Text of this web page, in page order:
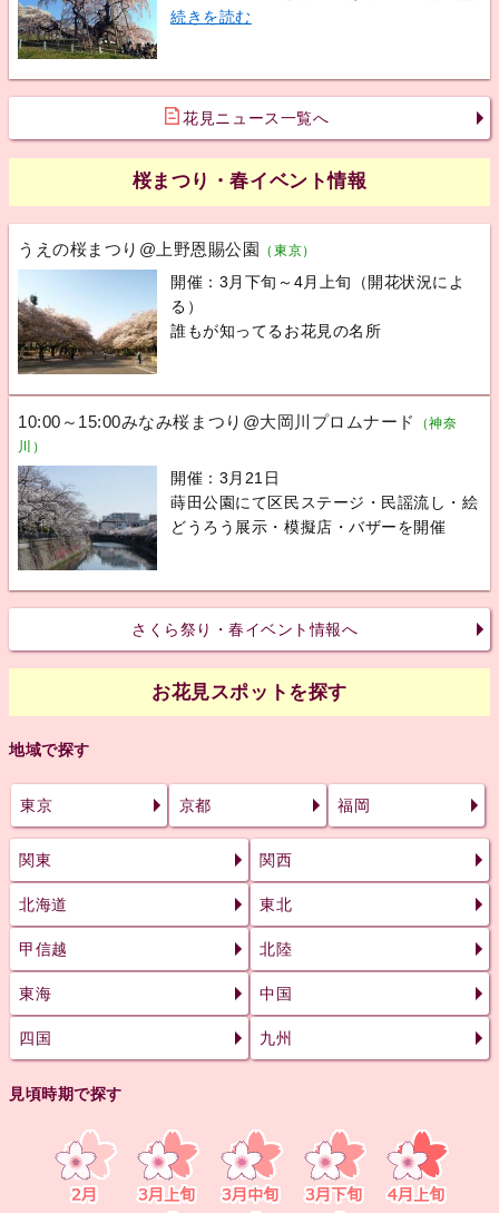
続きを読む
花見ニュース一覧へ
桜まつり・春イベント情報
うえの桜まつり@上野恩賜公園 （東京）
開催：3月下旬～4月上旬（開花状況によ
る）
誰もが知ってるお花見の名所
10:00～15:00みなみ桜まつり@大岡川プロムナード
（神奈
川）
開催：3月21日
蒔田公園にて区民ステージ・民謡流し・絵
どうろう展示・模擬店・バザーを開催
さくら祭り・春イベント情報へ
お花見スポットを探す
地域で探す
東京 京都 福岡
関東 関西
北海道 東北
甲信越 北陸
東海 中国
四国 九州
見頃時期で探す